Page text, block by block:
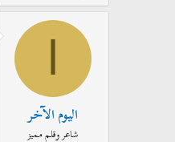
اليوم الآخر
شاعر وقلم مميز